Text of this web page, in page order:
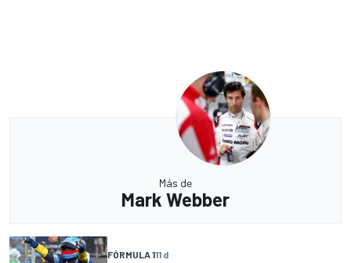
Más de
Mark Webber
FÓRMULA 111 d